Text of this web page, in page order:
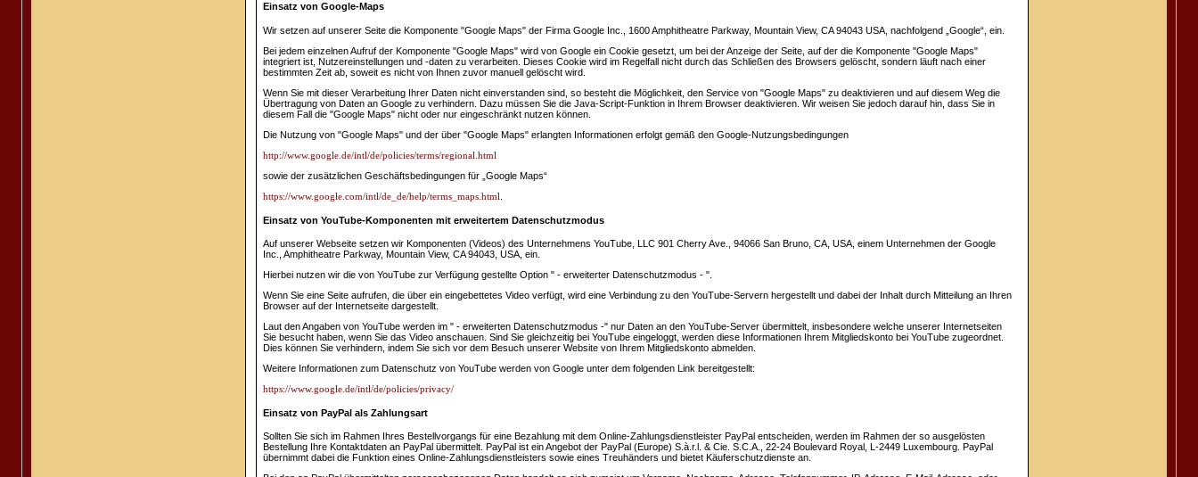
Einsatz von Google-Maps
Wir setzen auf unserer Seite die Komponente "Google Maps" der Firma Google Inc., 1600 Amphitheatre Parkway, Mountain View, CA 94043 USA, nachfolgend „Google“, ein.
Bei jedem einzelnen Aufruf der Komponente "Google Maps" wird von Google ein Cookie gesetzt, um bei der Anzeige der Seite, auf der die Komponente "Google Maps"
integriert ist, Nutzereinstellungen und -daten zu verarbeiten. Dieses Cookie wird im Regelfall nicht durch das Schließen des Browsers gelöscht, sondern läuft nach einer
bestimmten Zeit ab, soweit es nicht von Ihnen zuvor manuell gelöscht wird.
Wenn Sie mit dieser Verarbeitung Ihrer Daten nicht einverstanden sind, so besteht die Möglichkeit, den Service von "Google Maps" zu deaktivieren und auf diesem Weg die
Übertragung von Daten an Google zu verhindern. Dazu müssen Sie die Java-Script-Funktion in Ihrem Browser deaktivieren. Wir weisen Sie jedoch darauf hin, dass Sie in
diesem Fall die "Google Maps" nicht oder nur eingeschränkt nutzen können.
Die Nutzung von "Google Maps" und der über "Google Maps" erlangten Informationen erfolgt gemäß den Google-Nutzungsbedingungen
http://www.google.de/intl/de/policies/terms/regional.html
sowie der zusätzlichen Geschäftsbedingungen für „Google Maps“
https://www.google.com/intl/de_de/help/terms_maps.html
Einsatz von YouTube-Komponenten mit erweitertem Datenschutzmodus
Auf unserer Webseite setzen wir Komponenten (Videos) des Unternehmens YouTube, LLC 901 Cherry Ave., 94066 San Bruno, CA, USA, einem Unternehmen der Google
Inc., Amphitheatre Parkway, Mountain View, CA 94043, USA, ein.
Hierbei nutzen wir die von YouTube zur Verfügung gestellte Option " - erweiterter Datenschutzmodus - ".
Wenn Sie eine Seite aufrufen, die über ein eingebettetes Video verfügt, wird eine Verbindung zu den YouTube-Servern hergestellt und dabei der Inhalt durch Mitteilung an Ihren
Browser auf der Internetseite dargestellt.
Laut den Angaben von YouTube werden im " - erweiterten Datenschutzmodus -" nur Daten an den YouTube-Server übermittelt, insbesondere welche unserer Internetseiten
Sie besucht haben, wenn Sie das Video anschauen. Sind Sie gleichzeitig bei YouTube eingeloggt, werden diese Informationen Ihrem Mitgliedskonto bei YouTube zugeordnet.
Dies können Sie verhindern, indem Sie sich vor dem Besuch unserer Website von Ihrem Mitgliedskonto abmelden.
Weitere Informationen zum Datenschutz von YouTube werden von Google unter dem folgenden Link bereitgestellt:
https://www.google.de/intl/de/policies/privacy/
Einsatz von PayPal als Zahlungsart
Sollten Sie sich im Rahmen Ihres Bestellvorgangs für eine Bezahlung mit dem Online-Zahlungsdienstleister PayPal entscheiden, werden im Rahmen der so ausgelösten
Bestellung Ihre Kontaktdaten an PayPal übermittelt. PayPal ist ein Angebot der PayPal (Europe) S.à.r.l. & Cie. S.C.A., 22-24 Boulevard Royal, L-2449 Luxembourg. PayPal
übernimmt dabei die Funktion eines Online-Zahlungsdienstleisters sowie eines Treuhänders und bietet Käuferschutzdienste an.